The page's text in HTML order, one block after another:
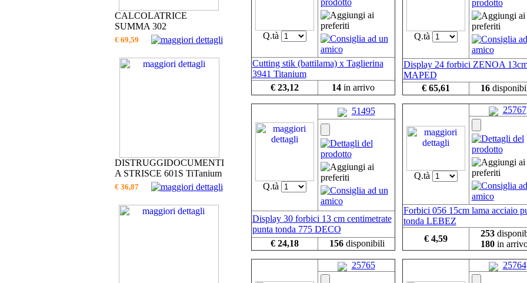
CALCOLATRICE
SUMMA 302
€ 69,59
DISTRUGGIDOCUMENTI
A STRISCE 601S TiTanium
€ 36,87
Q.tà
Cutting stik (battilama) x Taglierina
3941 Titanium
€ 23,12
14in arrivo
Q.tà
Display 24 forbici ZENOA
MAPED
€ 65,61
16
Q.tà
51495
Display 30 forbici 13 cm centimetrate
punta tonda 775 DECO
€ 24,18
156disponibili
Q.tà
25767
Forbici 056 15cm lama acciaio
tonda LEBEZ
€ 4,59
253
180in
25765 25764